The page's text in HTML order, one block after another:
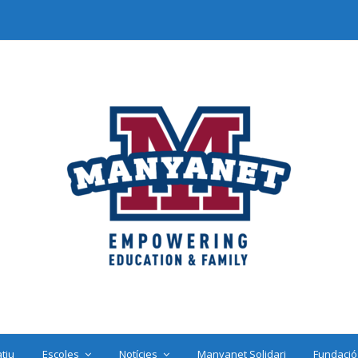
Escoles Notícies Manyanet Solidari Fundació